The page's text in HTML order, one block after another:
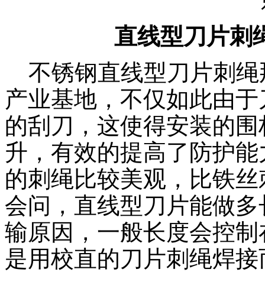
直线型刀片刺
不锈钢直线型刀片刺绳
产业基地，不仅如此由
的刮刀，这使得安装的
升，有效的提高了防护
的刺绳比较美观，比铁
会问，直线型刀片能做
输原因，一般长度会控
是用校直的刀片刺绳焊接